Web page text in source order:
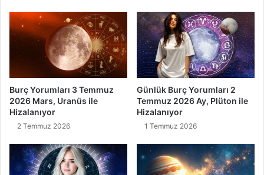
Burç Yorumları 3 Temmuz
2026 Mars, Uranüs ile
Hizalanıyor
2 Temmuz 2026
Günlük Burç Yorumları 2
Temmuz 2026 Ay, Plüton ile
Hizalanıyor
1 Temmuz 2026